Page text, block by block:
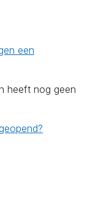
een
heeft nog geen